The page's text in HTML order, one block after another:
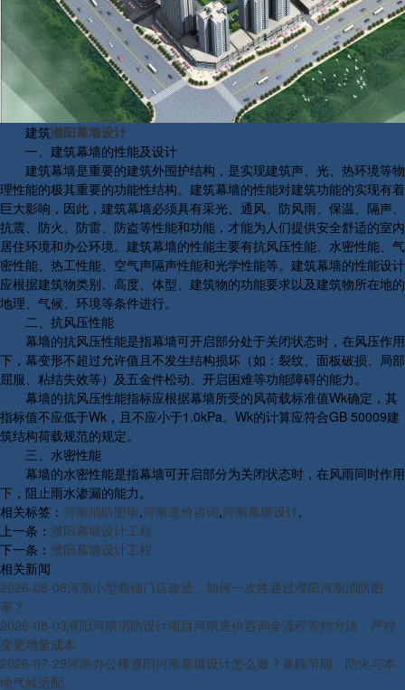
建筑濮阳幕墙设计
一、建筑幕墙的性能及设计
建筑幕墙是重要的建筑外围护结构，是实现建筑声、光、热环境等物
理性能的极其重要的功能性结构。建筑幕墙的性能对建筑功能的实现有着
巨大影响，因此，建筑幕墙必须具有采光、通风、防风雨、保温、隔声、
抗震、防火、防雷、防盗等性能和功能，才能为人们提供安全舒适的室内
居住环境和办公环境。建筑幕墙的性能主要有抗风压性能、水密性能、气
密性能、热工性能、空气声隔声性能和光学性能等。建筑幕墙的性能设计
应根据建筑物类别、高度、体型、建筑物的功能要求以及建筑物所在地的
地理、气候、环境等条件进行。
二、抗风压性能
幕墙的抗风压性能是指幕墙可开启部分处于关闭状态时，在风压作用
下，幕变形不超过允许值且不发生结构损坏（如：裂纹、面板破损、局部
屈服、粘结失效等）及五金件松动、开启困难等功能障碍的能力。
幕墙的抗风压性能指标应根据幕墙所受的风荷载标准值Wk确定，其
指标值不应低于Wk，且不应小于1.0kPa。Wk的计算应符合GB 50009建
筑结构荷载规范的规定。
三、水密性能
幕墙的水密性能是指幕墙可开启部分为关闭状态时，在风雨同时作用
下，阻止雨水渗漏的能力。
相关标签： 河南消防图审,河南造价咨询,河南幕墙设计,
上一条： 濮阳幕墙设计工程
下一条： 濮阳幕墙设计工程
相关新闻
2026-08-08河南小型商铺门店改造，如何一次性通过濮阳河南消防图
审？
2026-08-03濮阳河南消防设计项目河南造价咨询全流程管控方法，严控
变更增量成本
2026-07-29河南办公楼濮阳河南幕墙设计怎么做？兼顾节能、防火与本
地气候适配